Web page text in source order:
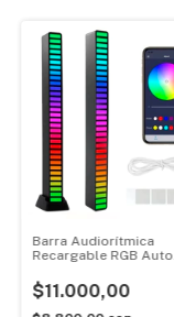
Barra Audiorítmica
Recargable RGB Auto
$11.000,00